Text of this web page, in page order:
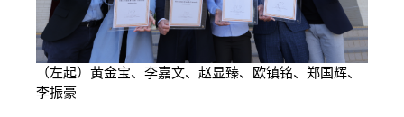
（左起）黄金宝、李嘉文、赵显臻、欧镇铭、郑国辉、
李振豪